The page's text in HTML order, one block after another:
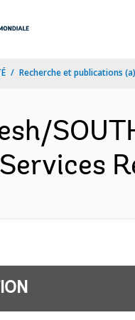
Recherche et publications (a)